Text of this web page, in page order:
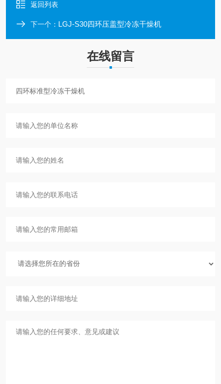
返回列表
下一个： LGJ-S30四环压盖型冷冻干燥机
在线留言